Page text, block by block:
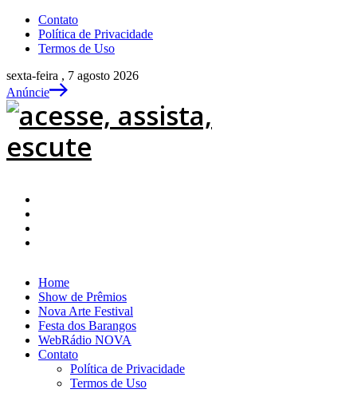
Contato
Política de Privacidade
Termos de Uso
sexta-feira , 7 agosto 2026
Anúncie
Home
Show de Prêmios
Nova Arte Festival
Festa dos Barangos
WebRádio NOVA
Contato
Política de Privacidade
Termos de Uso